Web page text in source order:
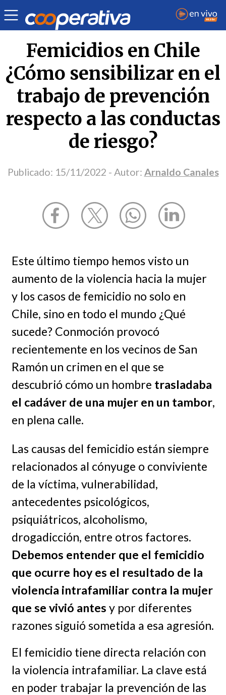
Opinión | Arnaldo Canales
Femicidios en Chile
¿Cómo sensibilizar en el
trabajo de prevención
respecto a las conductas
de riesgo?
Publicado: 15/11/2022 - Autor: Arnaldo Canales
Este último tiempo hemos visto un
aumento de la violencia hacia la mujer
y los casos de femicidio no solo en
Chile, sino en todo el mundo ¿Qué
sucede? Conmoción provocó
recientemente en los vecinos de San
Ramón un crimen en el que se
descubrió cómo un hombre trasladaba
el cadáver de una mujer en un tambor,
en plena calle.
Las causas del femicidio están siempre
relacionados al cónyuge o conviviente
de la víctima, vulnerabilidad,
antecedentes psicológicos,
psiquiátricos, alcoholismo,
drogadicción, entre otros factores.
Debemos entender que el femicidio
que ocurre hoy es el resultado de la
violencia intrafamiliar contra la mujer
que se vivió antes y por diferentes
razones siguió sometida a esa agresión.
El femicidio tiene directa relación con
la violencia intrafamiliar. La clave está
en poder trabajar la prevención de las